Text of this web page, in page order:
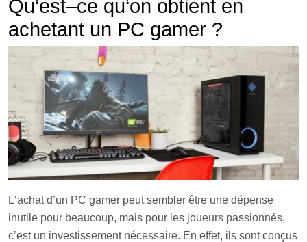
Qu‘est–ce qu‘on obtient en
achetant un PC gamer ?
L‘achat d’un PC gamer peut sembler être une dépense
inutile pour beaucoup, mais pour les joueurs passionnés,
c’est un investissement nécessaire. En effet, ils sont conçus